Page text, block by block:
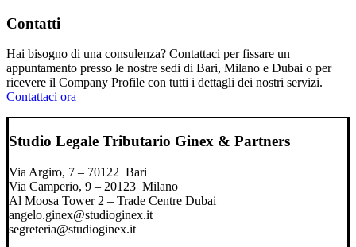
Contatti
Hai bisogno di una consulenza? Contattaci per fissare un
appuntamento presso le nostre sedi di Bari, Milano e Dubai o per
ricevere il Company Profile con tutti i dettagli dei nostri servizi.
Contattaci ora
Studio Legale Tributario Ginex & Partners
Via Argiro, 7 – 70122 Bari
Via Camperio, 9 – 20123 Milano
Al Moosa Tower 2 – Trade Centre Dubai
angelo.ginex@studioginex.it
segreteria@studioginex.it